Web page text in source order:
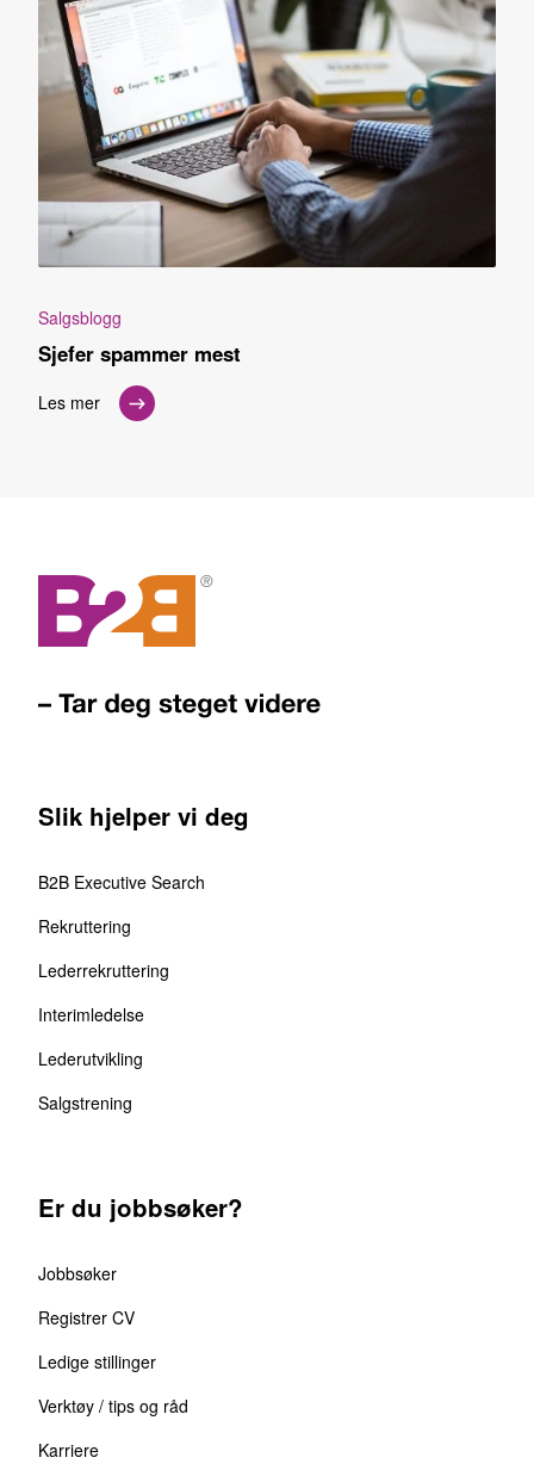
Salgsblogg
Sjefer spammer mest
Les mer
Slik hjelper vi deg
B2B Executive Search
Rekruttering
Lederrekruttering
Interimledelse
Lederutvikling
Salgstrening
Er du jobbsøker?
Jobbsøker
Registrer CV
Ledige stillinger
Verktøy / tips og råd
Karriere